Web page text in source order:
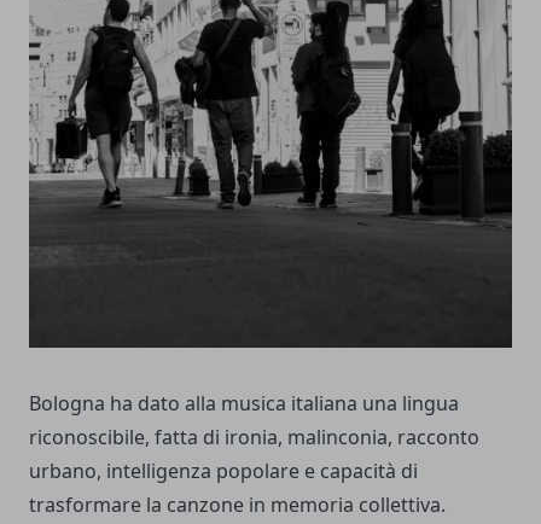
Bologna ha dato alla musica italiana una lingua
riconoscibile, fatta di ironia, malinconia, racconto
urbano, intelligenza popolare e capacità di
trasformare la canzone in memoria collettiva.